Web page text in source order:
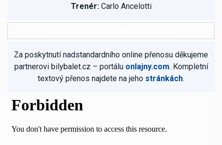
Trenér:Carlo Ancelotti
Za poskytnutí nadstandardního online přenosu děkujeme
partnerovi bilybalet.cz – portálu onlajny.com. Kompletní
textový přenos najdete na jeho stránkách.